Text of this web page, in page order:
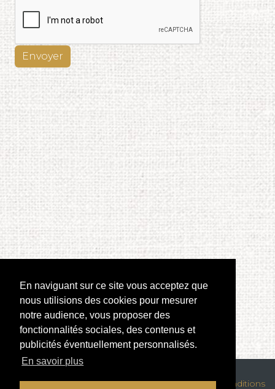
En naviguant sur ce site vous acceptez que
nous utilisions des cookies pour mesurer
notre audience, vous proposer des
fonctionnalités sociales, des contenus et
publicités éventuellement personnalisés.
En savoir plus
Envoyer
Mentions légales|Confidentialité des données| Conditions